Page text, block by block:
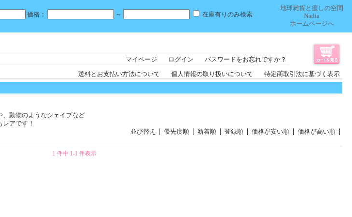
価格： ～ 在庫有りのみ検索
地球雑貨と癒しの空間
Nadia
ホームページへ
マイページ
ログイン パスワードをお忘れですか？
送料とお支払い方法について 個人情報の取り扱いについて 特定商取引法に基づく表示
、動物のようなシェイプなど
アです！
並び替え
優先度順 新着順 登録順 価格が安い順 価格が高い順
1 件中 1-1 件表示